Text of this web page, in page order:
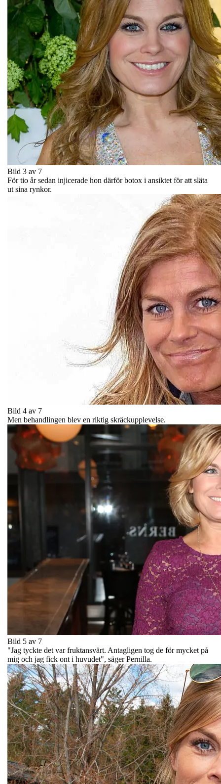
Bild 3 av 7
För tio år sedan injicerade hon därför botox i ansiktet för att släta
ut sina rynkor.
Bild 4 av 7
Men behandlingen blev en riktig skräckupplevelse.
Bild 5 av 7
"Jag tyckte det var fruktansvärt. Antagligen tog de för mycket på
mig och jag fick ont i huvudet", säger Pernilla.